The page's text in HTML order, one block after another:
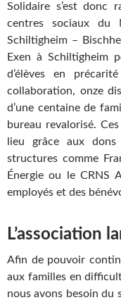
Solidaire s’est donc
centres sociaux du
Schiltigheim –
Exen à Schiltigheim
d’élèves en
collaboration, onze
d’une centaine de
bureau revalorisé.
lieu grâce aux
structures comme
Énergie ou le CRNS
employés et des
L’association
Afin de pouvoir
aux familles en
nous avons besoin du